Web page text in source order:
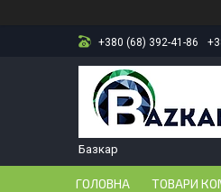
+380 (68) 392-41-86
Базкар
ГОЛОВНА ТОВАРИ